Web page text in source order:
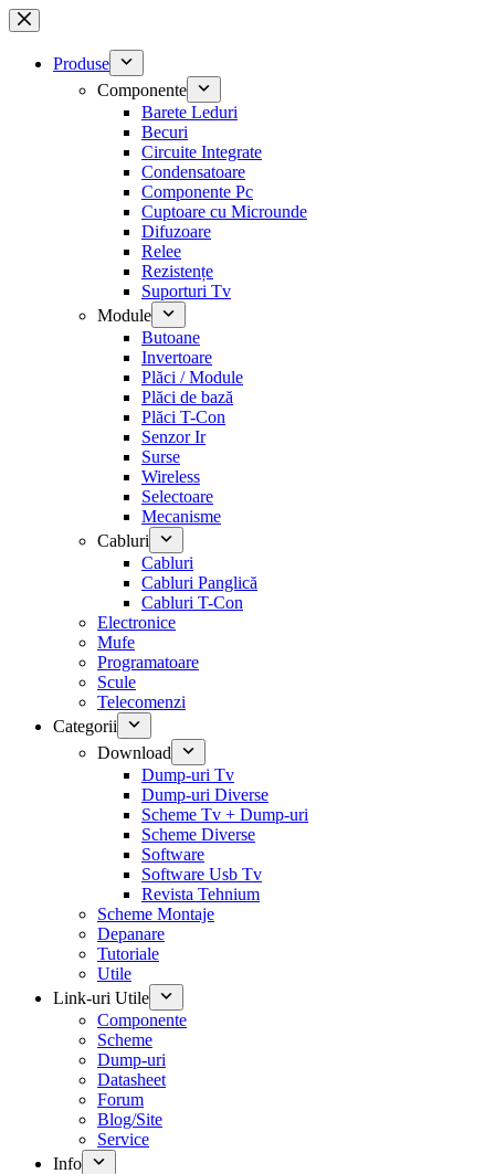
Sari
la
conținutProduse
Componente
Barete Leduri
Becuri
Circuite Integrate
Condensatoare
Componente Pc
Cuptoare cu Microunde
Difuzoare
Relee
Rezistențe
Suporturi Tv
Module
Butoane
Invertoare
Plăci / Module
Plăci de bază
Plăci T-Con
Senzor Ir
Surse
Wireless
Selectoare
Mecanisme
Cabluri
Cabluri
Cabluri Panglică
Cabluri T-Con
Electronice
Mufe
Programatoare
Scule
Telecomenzi
Categorii
Download
Dump-uri Tv
Dump-uri Diverse
Scheme Tv + Dump-uri
Scheme Diverse
Software
Software Usb Tv
Revista Tehnium
Scheme Montaje
Depanare
Tutoriale
Utile
Link-uri Utile
Componente
Scheme
Dump-uri
Datasheet
Forum
Blog/Site
Service
Info